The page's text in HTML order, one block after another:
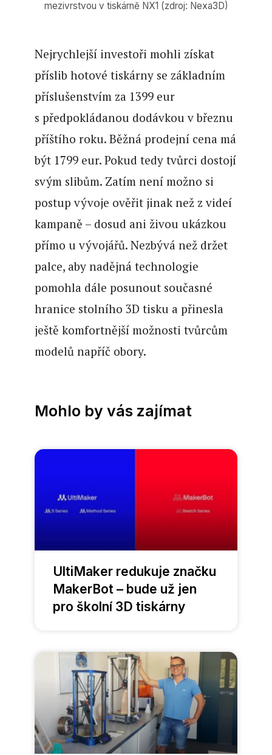
mezivrstvou v tiskárně NX1 (zdroj: Nexa3D)
Nejrychlejší investoři mohli získat
příslib hotové tiskárny se základním
příslušenstvím za 1399 eur
s předpokládanou dodávkou v březnu
příštího roku. Běžná prodejní cena má
být 1799 eur. Pokud tedy tvůrci dostojí
svým slibům. Zatím není možno si
postup vývoje ověřit jinak než z videí
kampaně – dosud ani živou ukázkou
přímo u vývojářů. Nezbývá než držet
palce, aby nadějná technologie
pomohla dále posunout současné
hranice stolního 3D tisku a přinesla
ještě komfortnější možnosti tvůrcům
modelů napříč obory.
Mohlo by vás zajímat
UltiMaker redukuje značku
MakerBot – bude už jen
pro školní 3D tiskárny